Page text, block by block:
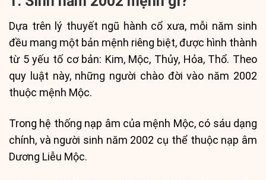
Dựa trên lý thuyết ngũ hành cổ xưa, mỗi năm sinh
đều mang một bản mệnh riêng biệt, được hình thành
từ 5 yếu tố cơ bản: Kim, Mộc, Thủy, Hỏa, Thổ. Theo
quy luật này, những người chào đời vào năm 2002
thuộc mệnh Mộc.
Trong hệ thống nạp âm của mệnh Mộc, có sáu dạng
chính, và người sinh năm 2002 cụ thể thuộc nạp âm
Dương Liễu Mộc.